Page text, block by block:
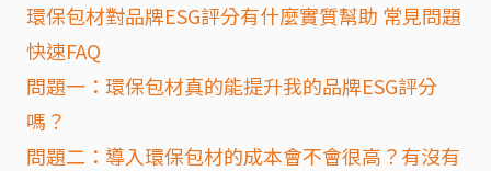
環保包材對品牌ESG評分有什麼實質幫助 常見問題
快速FAQ
問題一：環保包材真的能提升我的品牌ESG評分
嗎？
問題二：導入環保包材的成本會不會很高？有沒有